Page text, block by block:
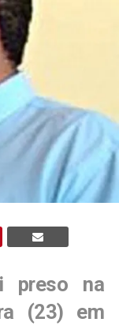
preso na
(23) em